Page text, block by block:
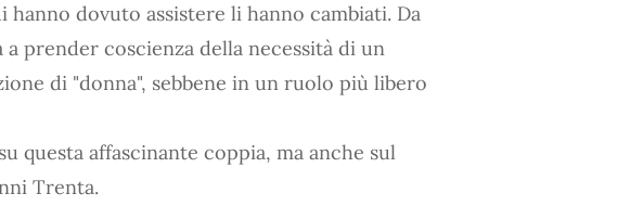
hanno dovuto assistere li hanno cambiati. Da
prender coscienza della necessità di un
di "donna", sebbene in un ruolo più libero
questa affascinante coppia, ma anche sul
Trenta.